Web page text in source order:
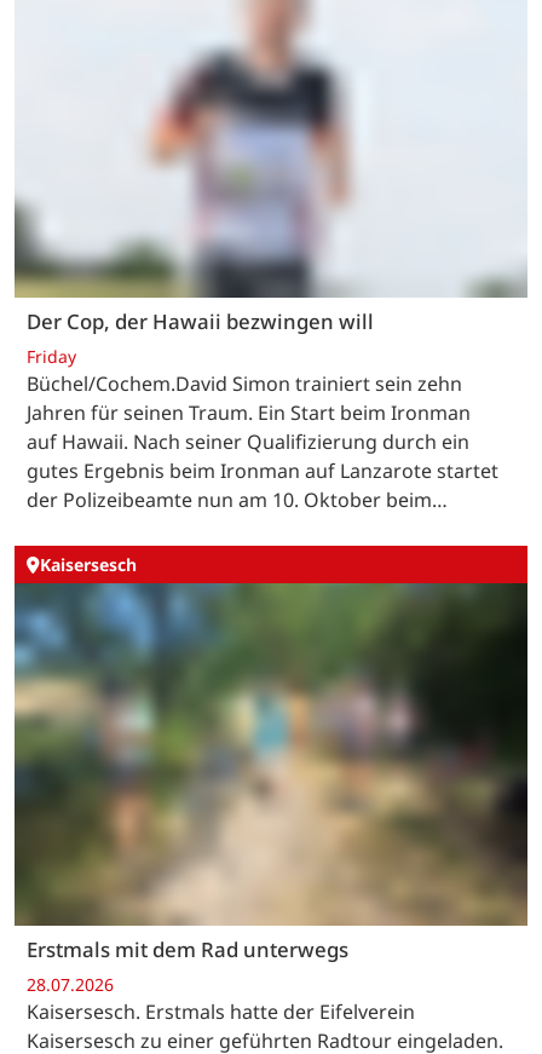
Der Cop, der Hawaii bezwingen will
Friday
Büchel/Cochem.David Simon trainiert sein zehn
Jahren für seinen Traum. Ein Start beim Ironman
auf Hawaii. Nach seiner Qualifizierung durch ein
gutes Ergebnis beim Ironman auf Lanzarote startet
der Polizeibeamte nun am 10. Oktober beim…
Erstmals mit dem Rad unterwegs
28.07.2026
Kaisersesch. Erstmals hatte der Eifelverein
Kaisersesch zu einer geführten Radtour eingeladen.